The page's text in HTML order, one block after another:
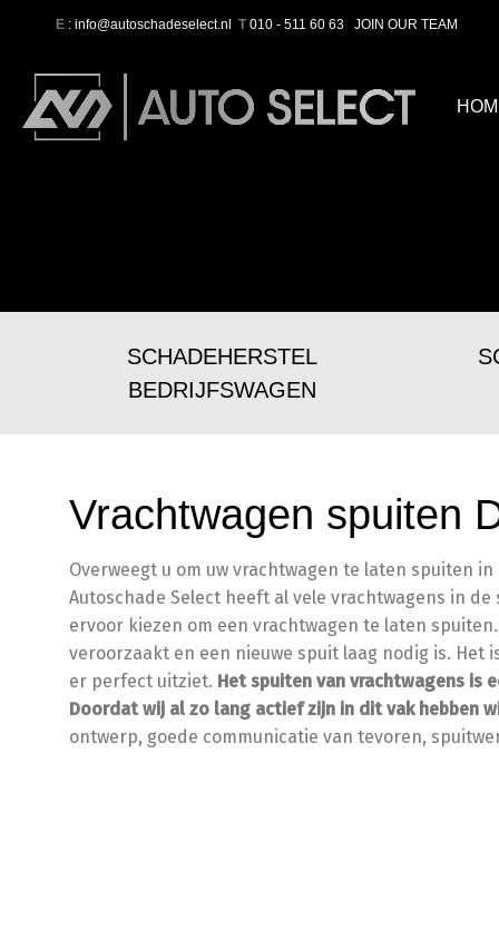
E : info@autoschadeselect.nl T 010 - 511 60 63 JOIN OUR TEAM
SCHADEHERSTEL
BEDRIJFSWAGEN
Vrachtwagen spuiten
Overweegt u om uw vrachtwagen te laten spuiten
Autoschade Select heeft al vele vrachtwagens in
ervoor kiezen om een vrachtwagen te laten
veroorzaakt en een nieuwe spuit laag nodig is.
er perfect uitziet. Het spuiten van vrachtwagens is
Doordat wij al zo lang actief zijn in dit vak hebben
ontwerp, goede communicatie van tevoren,